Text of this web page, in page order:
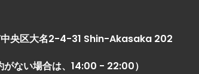
央区大名2-4-31 Shin-Akasaka 202
ない場合は、14:00 - 22:00）